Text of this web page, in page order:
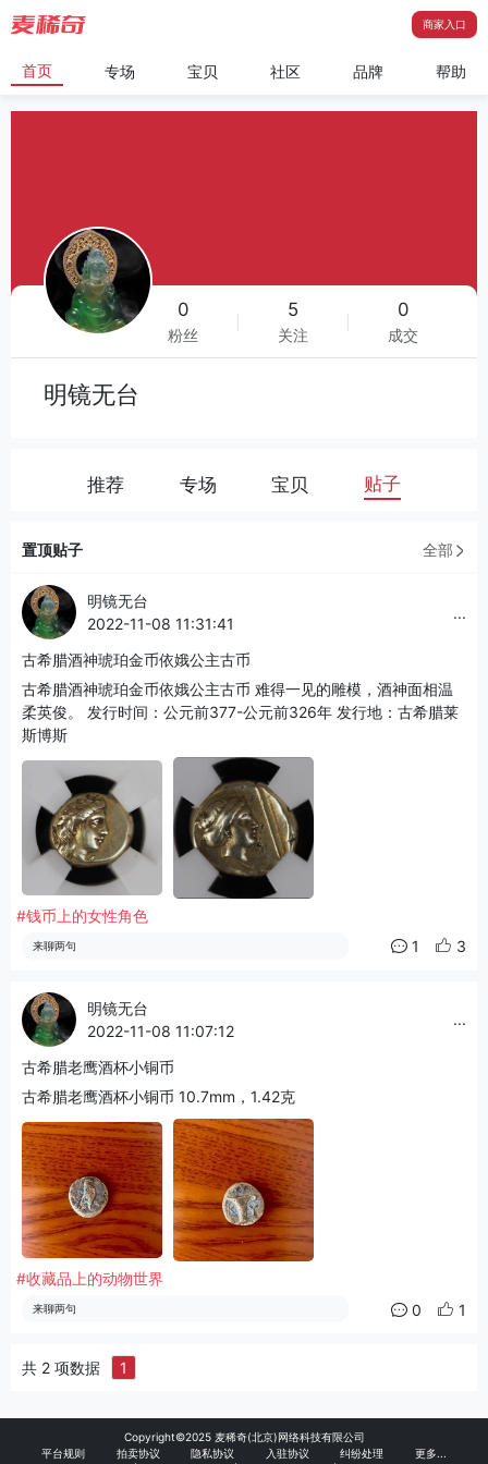
商家入口
首页 专场 宝贝 社区 品牌 帮助
0
粉丝
5
关注
0
成交
明镜无台
推荐 专场 宝贝 贴子
置顶贴子 全部
明镜无台
2022-11-08 11:31:41
...
古希腊酒神琥珀金币依娥公主古币
古希腊酒神琥珀金币依娥公主古币 难得一见的雕模，酒神面相温
柔英俊。 发行时间：公元前377-公元前326年 发行地：古希腊莱
斯博斯
#钱币上的女性角色
来聊两句 1 3
明镜无台
2022-11-08 11:07:12
...
古希腊老鹰酒杯小铜币
古希腊老鹰酒杯小铜币 10.7mm，1.42克
#收藏品上的动物世界
来聊两句 0 1
共 2 项数据 1
Copyright©2025 麦稀奇(北京)网络科技有限公司
平台规则
拍卖协议 隐私协议 入驻协议 纠纷处理
更多...